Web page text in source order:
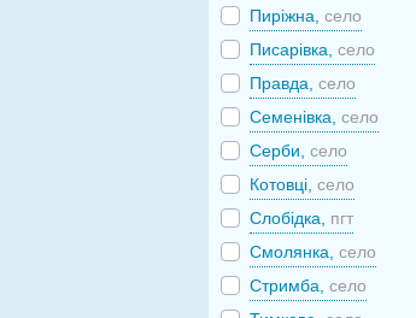
Пиріжна,село
Писарівка,село
Правда,село
Семенівка,село
Серби,село
Котовці,село
Слобідка, пгт
Смолянка,село
Стримба,село